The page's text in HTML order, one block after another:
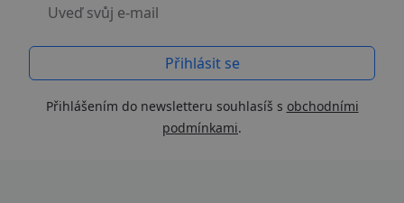
Uveď svůj e-mail
Přihlášením do newsletteru souhlasíš s obchodními
podmínkami.